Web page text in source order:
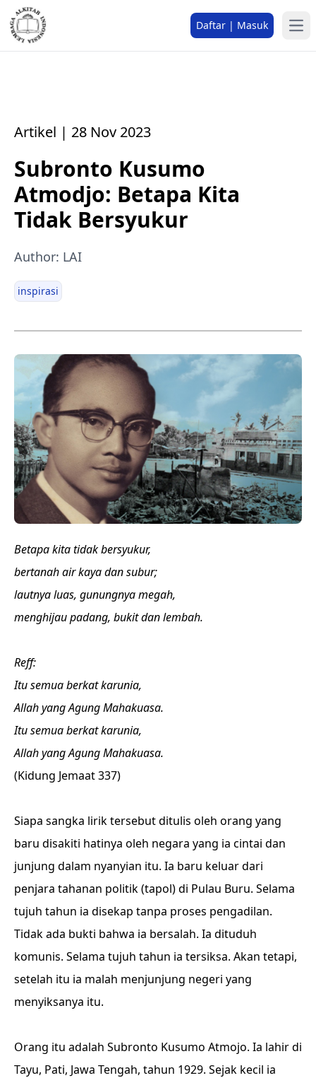
Daftar | Masuk
Artikel | 28 Nov 2023
Subronto Kusumo
Atmodjo: Betapa Kita
Tidak Bersyukur
Author: LAI
inspirasi
Betapa kita tidak bersyukur,
bertanah air kaya dan subur;
lautnya luas, gunungnya megah,
menghijau padang, bukit dan lembah.
Reff:
Itu semua berkat karunia,
Allah yang Agung Mahakuasa.
Itu semua berkat karunia,
Allah yang Agung Mahakuasa.
(Kidung Jemaat 337)
Siapa sangka lirik tersebut ditulis oleh orang yang
baru disakiti hatinya oleh negara yang ia cintai dan
junjung dalam nyanyian itu. Ia baru keluar dari
penjara tahanan politik (tapol) di Pulau Buru. Selama
tujuh tahun ia disekap tanpa proses pengadilan.
Tidak ada bukti bahwa ia bersalah. Ia dituduh
komunis. Selama tujuh tahun ia tersiksa. Akan tetapi,
setelah itu ia malah menjunjung negeri yang
menyiksanya itu.
Orang itu adalah Subronto Kusumo Atmojo. Ia lahir di
Tayu, Pati, Jawa Tengah, tahun 1929. Sejak kecil ia